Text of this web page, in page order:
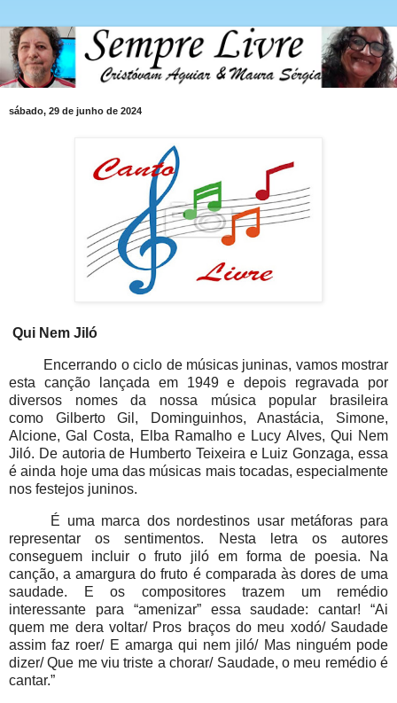
sábado, 29 de junho de 2024
Qui Nem Jiló
Encerrando o ciclo de músicas juninas, vamos mostrar
esta canção lançada em 1949 e depois regravada por
diversos nomes da nossa música popular brasileira
como Gilberto Gil, Dominguinhos, Anastácia, Simone,
Alcione, Gal Costa, Elba Ramalho e Lucy Alves, Qui Nem
Jiló. De autoria de Humberto Teixeira e Luiz Gonzaga, essa
é ainda hoje uma das músicas mais tocadas, especialmente
nos festejos juninos.
É uma marca dos nordestinos usar metáforas para
representar os sentimentos. Nesta letra os autores
conseguem incluir o fruto jiló em forma de poesia. Na
canção, a amargura do fruto é comparada às dores de uma
saudade. E os compositores trazem um remédio
interessante para “amenizar” essa saudade: cantar! “Ai
quem me dera voltar/ Pros braços do meu xodó/ Saudade
assim faz roer/ E amarga qui nem jiló/ Mas ninguém pode
dizer/ Que me viu triste a chorar/ Saudade, o meu remédio é
cantar.”